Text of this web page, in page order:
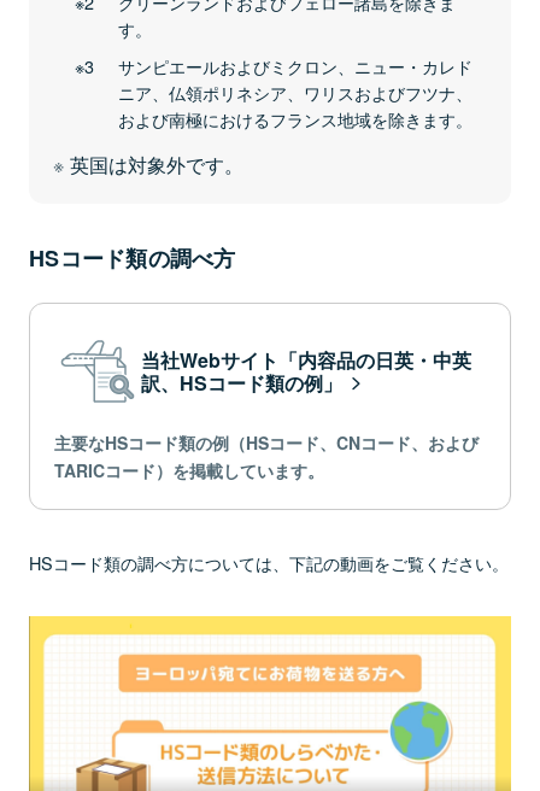
す。
サンピエールおよびミクロン、ニュー・カレド
ニア、仏領ポリネシア、ワリスおよびフツナ、
および南極におけるフランス地域を除きます。
英国は対象外です。
HSコード類の調べ方
当社Webサイト「内容品の日英・中英
訳、HSコード類の例」
主要なHSコード類の例（HSコード、CNコード、および
TARICコード）を掲載しています。
HSコード類の調べ方については、下記の動画をご覧ください。